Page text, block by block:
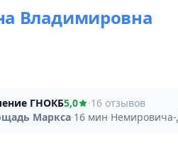
Владимировна
ГНОКБ5,0 ·16 отзывов
Маркса·16 мин·Немировича-